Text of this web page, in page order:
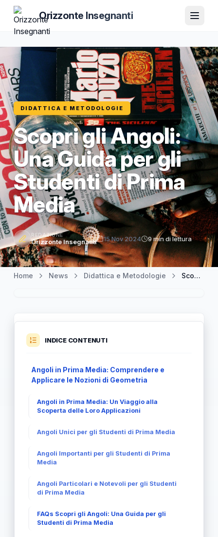
Orizzonte Insegnanti
DIDATTICA E METODOLOGIE
Scopri gli Angoli:
Una Guida per gli
Studenti di Prima
Media
REDAZIONE
Orizzonte Insegnanti 15 Nov 2024 9 min di lettura
Home News Didattica e Metodologie Scopri gli Angoli: Una Guida per gli Studenti di Prima Media
INDICE CONTENUTI
Angoli in Prima Media: Comprendere e
Applicare le Nozioni di Geometria
Angoli in Prima Media: Un Viaggio alla
Scoperta delle Loro Applicazioni
Angoli Unici per gli Studenti di Prima Media
Angoli Importanti per gli Studenti di Prima
Media
Angoli Particolari e Notevoli per gli Studenti
di Prima Media
FAQs Scopri gli Angoli: Una Guida per gli
Studenti di Prima Media